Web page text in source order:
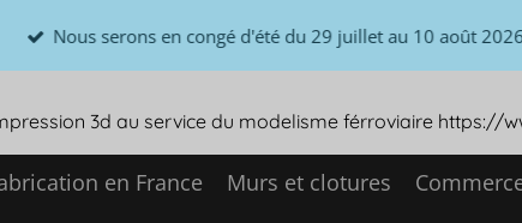
Nous serons en congé d'été du 29 juillet au 10 août
3d au service du modelisme férroviaire https://
en France Murs et clotures